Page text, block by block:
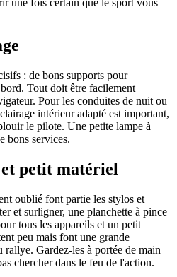
une fois certain que le sport vous
: de bons supports pour
Tout doit être facilement
Pour les conduites de nuit ou
intérieur adapté est important,
le pilote. Une petite lampe à
bons services.
petit matériel
oublié font partie les stylos et
et surligner, une planchette à pince
tous les appareils et un petit
peu mais font une grande
Gardez-les à portée de main
chercher dans le feu de l'action.